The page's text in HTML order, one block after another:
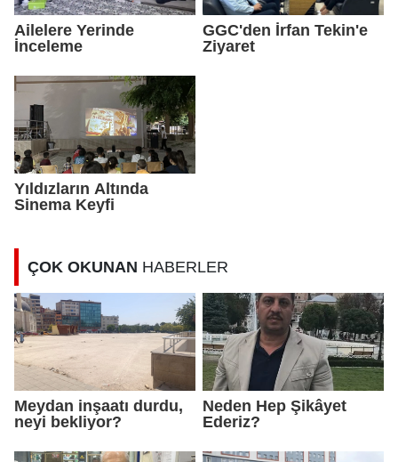
Ailelere Yerinde
İnceleme
GGC'den İrfan Tekin'e
Ziyaret
Yıldızların Altında
Sinema Keyfi
ÇOK OKUNAN HABERLER
Meydan inşaatı durdu,
neyi bekliyor?
Neden Hep Şikâyet
Ederiz?